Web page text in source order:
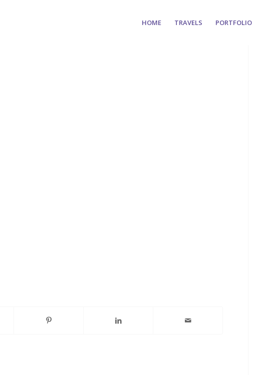
HOME TRAVELS PORTFOLIO